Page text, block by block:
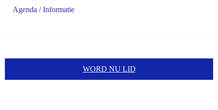
Agenda / Informatie
WORD NU LID